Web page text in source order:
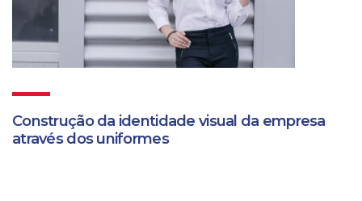
Construção da identidade visual da empresa
através dos uniformes